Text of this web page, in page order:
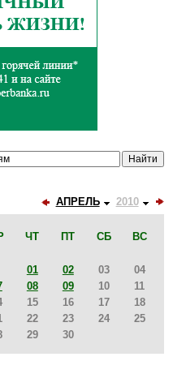
АПРЕЛЬ 2010
ЧТ ПТ СБ ВС
01 02 03
04
08 09 10
11
15 16 17
18
22 23 24
25
29 30